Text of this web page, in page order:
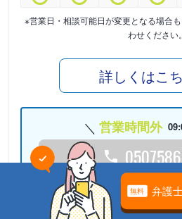
※営業日・相談可能日が変更となる場合
わせください。
詳しくはこ
営業時間外
24時間受